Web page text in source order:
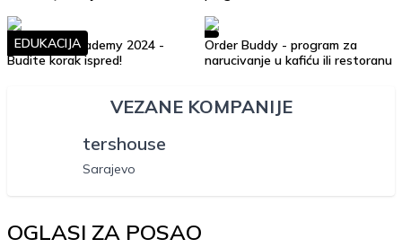
Soft Skills Academy 2024 -
Budite korak ispred!
EDUKACIJA
Order Buddy - program za
narucivanje u kafiću ili restoranu
VEZANE KOMPANIJE
tershouse
Sarajevo
OGLASI ZA POSAO